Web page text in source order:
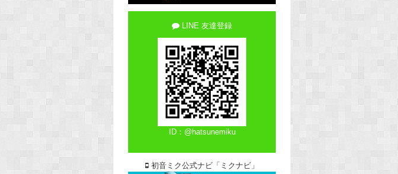
LINE 友達登録
ID：@hatsunemiku
初音ミク公式ナビ「ミクナビ」